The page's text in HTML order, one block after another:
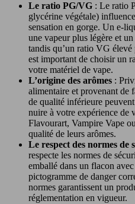
Le ratio PG/VG : Le ratio
glycérine végétale)
sensation en gorge. Un e-
une vapeur plus légère et
tandis qu’un ratio VG
est important de choisir un
votre matériel de vape.
L’origine des arômes :
alimentaire et provenant de
de qualité inférieure
nuire à votre expérience de
Flavourart, Vampire Vape
qualité de leurs arômes.
Le respect des normes de
respecte les normes de
emballé dans un flacon
pictogramme de danger
normes garantissent un
réglementation en vigueur.